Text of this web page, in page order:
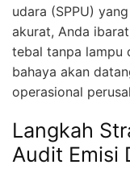
udara (SPPU)
akurat, Anda
tebal tanpa lampu
bahaya akan
operasional
Langkah
Audit Emisi